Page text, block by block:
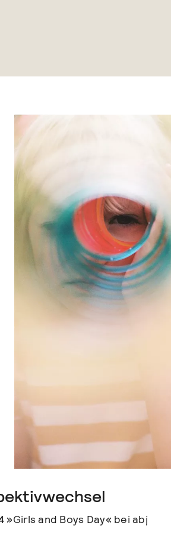
»Girls and Boys Day« bei abj